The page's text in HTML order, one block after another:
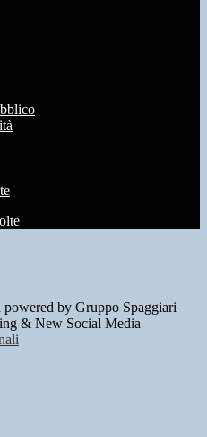
by Gruppo Spaggiari
& New Social Media